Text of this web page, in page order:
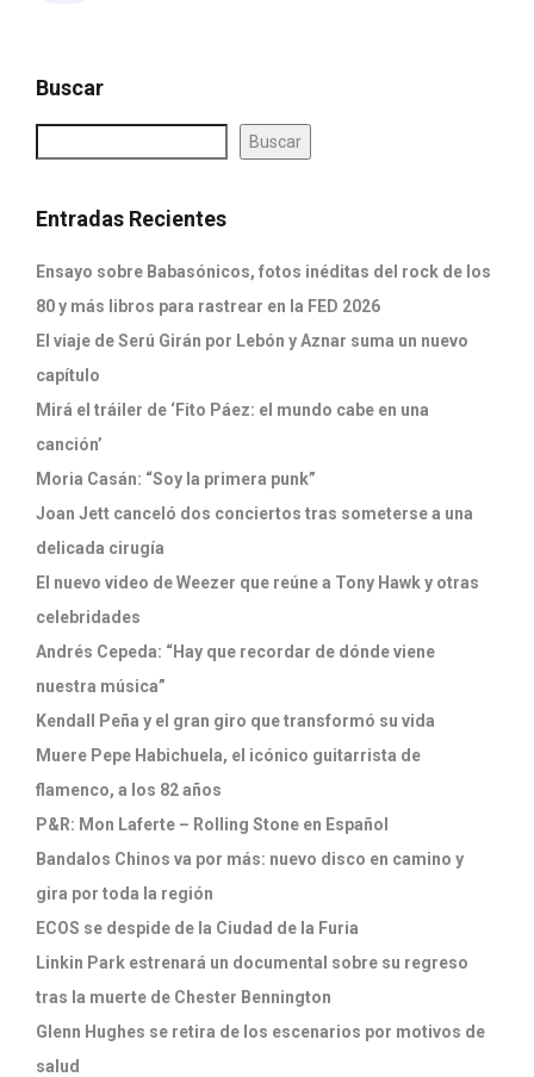
Buscar
Buscar
Entradas Recientes
Ensayo sobre Babasónicos, fotos inéditas del rock de los
80 y más libros para rastrear en la FED 2026
El viaje de Serú Girán por Lebón y Aznar suma un nuevo
capítulo
Mirá el tráiler de ‘Fito Páez: el mundo cabe en una
canción’
Moria Casán: “Soy la primera punk”
Joan Jett canceló dos conciertos tras someterse a una
delicada cirugía
El nuevo video de Weezer que reúne a Tony Hawk y otras
celebridades
Andrés Cepeda: “Hay que recordar de dónde viene
nuestra música”
Kendall Peña y el gran giro que transformó su vida
Muere Pepe Habichuela, el icónico guitarrista de
flamenco, a los 82 años
P&R: Mon Laferte – Rolling Stone en Español
Bandalos Chinos va por más: nuevo disco en camino y
gira por toda la región
ECOS se despide de la Ciudad de la Furia
Linkin Park estrenará un documental sobre su regreso
tras la muerte de Chester Bennington
Glenn Hughes se retira de los escenarios por motivos de
salud